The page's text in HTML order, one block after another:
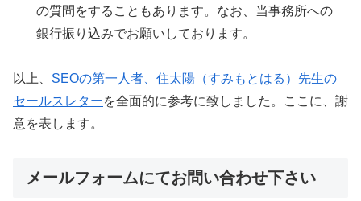
の質問をすることもあります。なお、当事務所への
銀行振り込みでお願いしております。
以上、 SEOの第一人者、住太陽（すみもとはる）先生の
セールスレターを全面的に参考に致しました。ここに、謝
意を表します。
メールフォームにてお問い合わせ下さい